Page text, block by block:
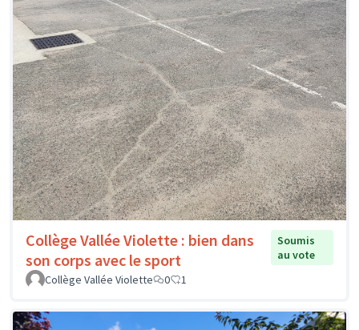
Collège Vallée Violette : bien dans
son corps avec le sport
Soumis
au vote
Collège Vallée Violette
0 1